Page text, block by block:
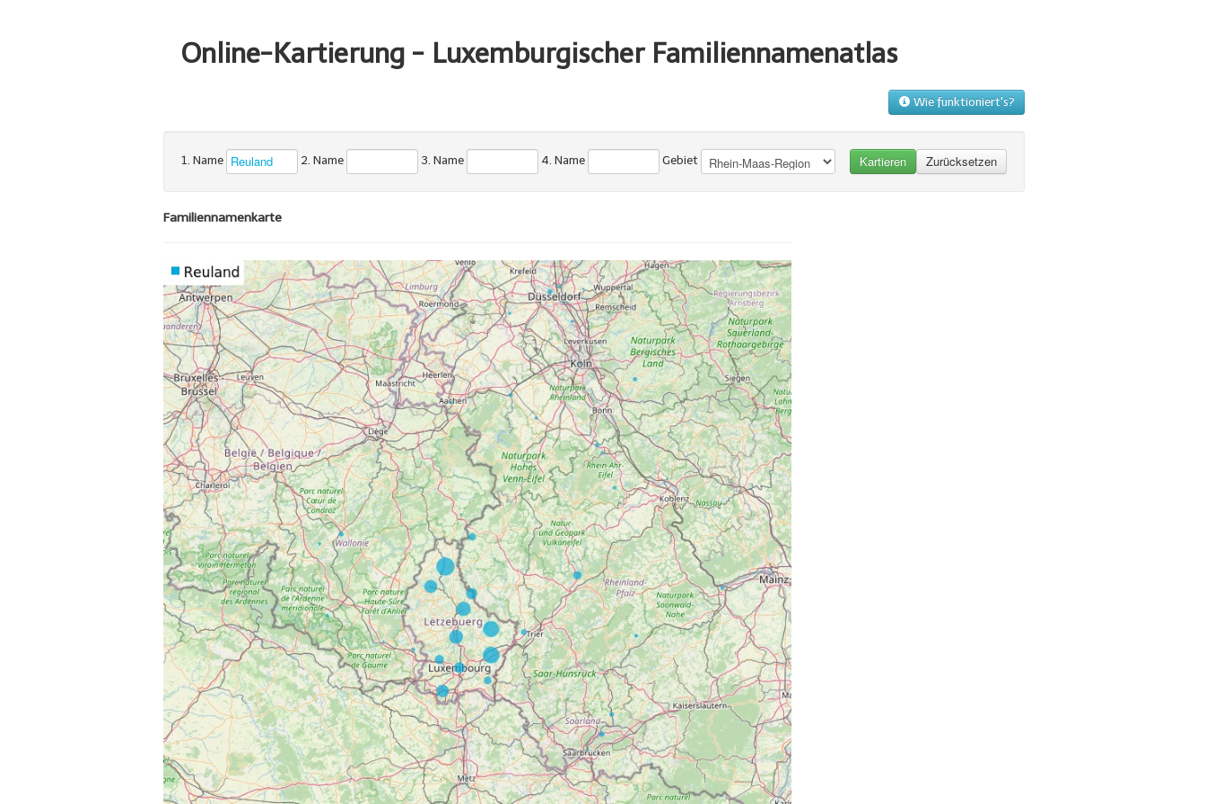
Online-Kartierung - Luxemburgischer Familiennamenatlas
Wie funktioniert's?
1. Name 2. Name 3. Name 4. Name Gebiet
Familiennamenkarte